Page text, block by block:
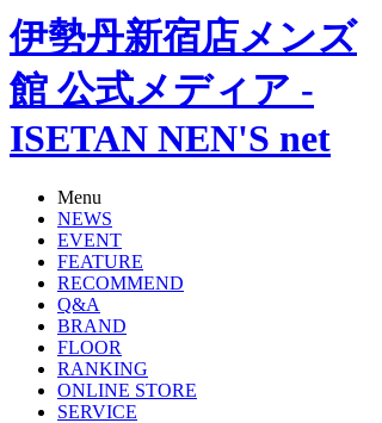
伊勢丹新宿店メンズ
館 公式メディア -
ISETAN NEN'S net
Menu
NEWS
EVENT
FEATURE
RECOMMEND
Q&A
BRAND
FLOOR
RANKING
ONLINE STORE
SERVICE